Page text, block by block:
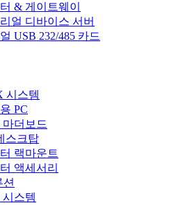
& 게이트웨이
얼 디바이스 서버
USB 232/485 카드
시스템
PC
더보드
스크탑
랙마운트
액세서리
스템